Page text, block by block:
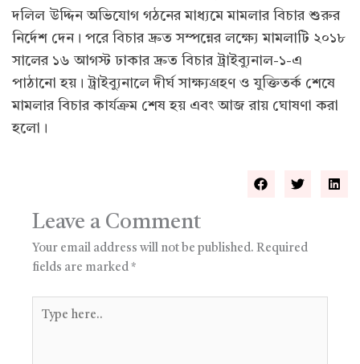
দলিল উদ্দিন অভিযোগ গঠনের মাধ্যমে মামলার বিচার শুরুর
নির্দেশ দেন। পরে বিচার দ্রুত সম্পন্নের লক্ষ্যে মামলাটি ২০১৮
সালের ১৬ আগস্ট ঢাকার দ্রুত বিচার ট্রাইব্যুনাল-১-এ
পাঠানো হয়। ট্রাইব্যুনালে দীর্ঘ সাক্ষ্যগ্রহণ ও যুক্তিতর্ক শেষে
মামলার বিচার কার্যক্রম শেষ হয় এবং আজ রায় ঘোষণা করা
হলো।
Leave a Comment
Your email address will not be published. Required
fields are marked *
here..